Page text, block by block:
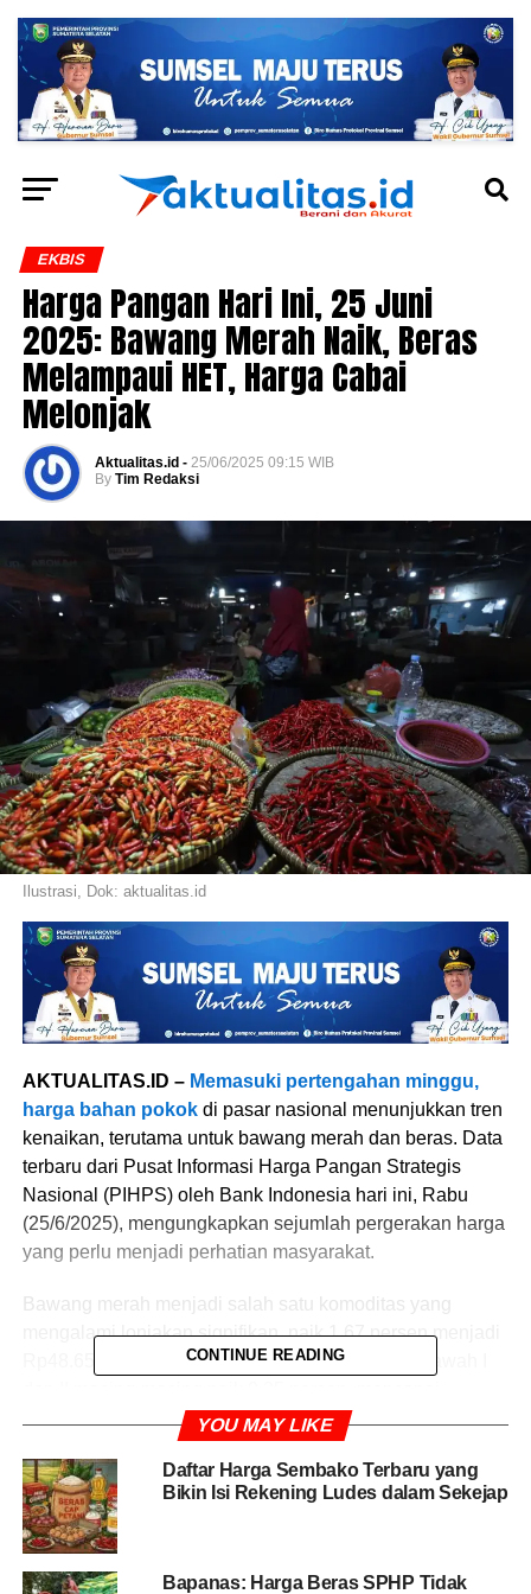
EKBIS
Harga Pangan Hari Ini, 25 Juni
2025: Bawang Merah Naik, Beras
Melampaui HET, Harga Cabai
Melonjak
Aktualitas.id - 25/06/2025 09:15 WIB
By Tim Redaksi
Ilustrasi, Dok: aktualitas.id
AKTUALITAS.ID – Memasuki pertengahan minggu,
harga bahan pokokdi pasar nasional menunjukkan tren
kenaikan, terutama untuk bawang merah dan beras. Data
terbaru dari Pusat Informasi Harga Pangan Strategis
Nasional (PIHPS) oleh Bank Indonesia hari ini, Rabu
(25/6/2025), mengungkapkan sejumlah pergerakan harga
yang perlu menjadi perhatian masyarakat.
Bawang merah menjadi salah satu komoditas yang
mengalami lonjakan signifikan, naik 1,67 persen menjadi
Rp48.650 per kg. Sementara itu, beras kualitas bawah I
Rp14.400 dan Rp14.200 per kg, dan keduanya
melampaui Harga Eceran Tertinggi (HET) sebesar
Rp12.500 per kg yang ditetapkan pemerintah.
Begitu pula dengan beras medium I dan II yang masing-
masing naik 0,32 persen, kini berada di Rp15.650 dan
Rp15.550 per kg, juga di atas HET. Harga beras kualitas
CONTINUE READING
YOU MAY LIKE
Daftar Harga Sembako Terbaru yang
Bikin Isi Rekening Ludes dalam Sekejap
Bapanas: Harga Beras SPHP Tidak